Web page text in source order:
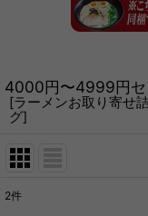
4000円〜4999円セ
[ラーメンお取り寄せ
グ]
2件